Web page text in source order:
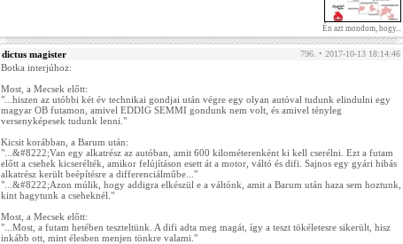
Én azt mondom, hogy...
dictus magister 796. • 2017-10-13 18:14:46
Botka interjúhoz:
Most, a Mecsek előtt:
"...hiszen az utóbbi két év technikai gondjai után végre egy olyan autóval tudunk elindulni egy
magyar OB futamon, amivel EDDIG SEMMI gondunk nem volt, és amivel tényleg
versenyképesek tudunk lenni."
Kicsit korábban, a Barum után:
"...&#8222;Van egy alkatrész az autóban, amit 600 kilométerenként ki kell cserélni. Ezt a futam
előtt a csehek kicserélték, amikor felújításon esett át a motor, váltó és difi. Sajnos egy gyári hibás
alkatrész került beépítésre a differenciálműbe..."
"...&#8222;Azon múlik, hogy addigra elkészül e a váltónk, amit a Barum után haza sem hoztunk,
kint hagytunk a cseheknél."
Most, a Mecsek előtt:
"...Most, a futam hetében teszteltünk. A difi adta meg magát, így a teszt tökéletesre sikerült, hisz
inkább ott, mint élesben menjen tönkre valami."